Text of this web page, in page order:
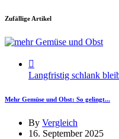
Zufällige Artikel
Langfristig schlank
Mehr Gemüse und Obst: So gelingt...
By Vergleich
16. September 2025